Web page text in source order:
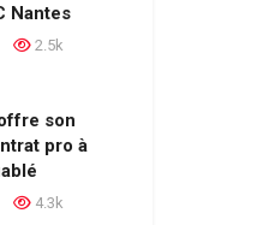
Nantes
2.5k
son
pro à
4.3k